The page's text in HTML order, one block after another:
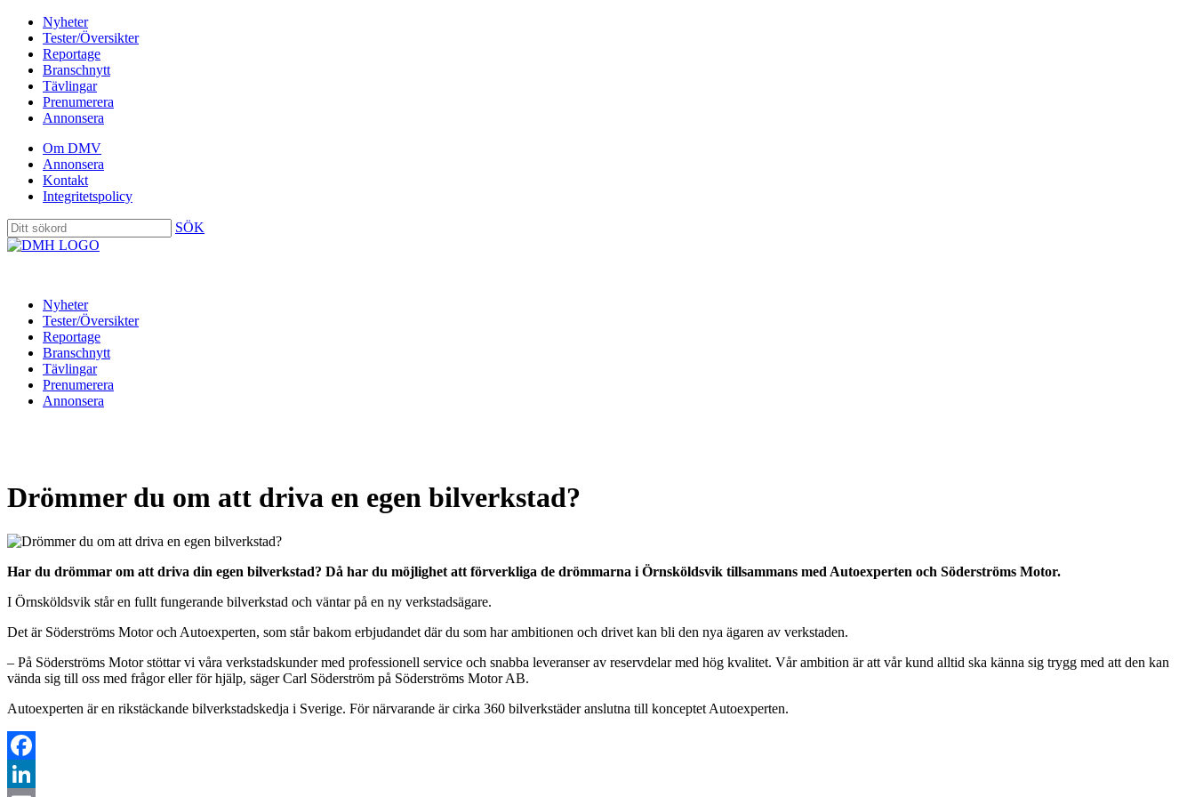
Nyheter
Tester/Översikter
Reportage
Branschnytt
Tävlingar
Prenumerera
Annonsera
Om DMV
Annonsera
Kontakt
Integritetspolicy
SÖK
Nyheter
Tester/Översikter
Reportage
Branschnytt
Tävlingar
Prenumerera
Annonsera
Drömmer du om att driva en egen bilverkstad?
Har du drömmar om att driva din egen bilverkstad? Då har du möjlighet att förverkliga de drömmarna i Örnsköldsvik tillsammans med Autoexperten och Söderströms Motor.
I Örnsköldsvik står en fullt fungerande bilverkstad och väntar på en ny verkstadsägare.
Det är Söderströms Motor och Autoexperten, som står bakom erbjudandet där du som har ambitionen och drivet kan bli den nya ägaren av verkstaden.
– På Söderströms Motor stöttar vi våra verkstadskunder med professionell service och snabba leveranser av reservdelar med hög kvalitet. Vår ambition är att vår kund alltid ska känna sig trygg med att den kan
vända sig till oss med frågor eller för hjälp, säger Carl Söderström på Söderströms Motor AB.
Autoexperten är en rikstäckande bilverkstadskedja i Sverige. För närvarande är cirka 360 bilverkstäder anslutna till konceptet Autoexperten.
Facebook